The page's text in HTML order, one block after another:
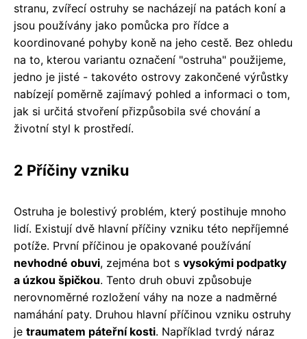
stranu, zvířecí ostruhy se nacházejí na patách koní a
jsou používány jako pomůcka pro řídce a
koordinované pohyby koně na jeho cestě. Bez ohledu
na to, kterou variantu označení "ostruha" použijeme,
jedno je jisté - takovéto ostrovy zakončené výrůstky
nabízejí poměrně zajímavý pohled a informaci o tom,
jak si určitá stvoření přizpůsobila své chování a
životní styl k prostředí.
2 Příčiny vzniku
Ostruha je bolestivý problém, který postihuje mnoho
lidí. Existují dvě hlavní příčiny vzniku této nepříjemné
potíže. První příčinou je opakované používání
nevhodné obuvi, zejména bot s vysokými podpatky
a úzkou špičkou. Tento druh obuvi způsobuje
nerovnoměrné rozložení váhy na noze a nadměrné
namáhání paty. Druhou hlavní příčinou vzniku ostruhy
je traumatem páteřní kosti. Například tvrdý náraz